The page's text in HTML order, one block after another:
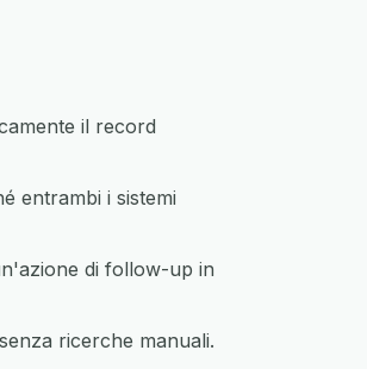
il record
entrambi i sistemi
di follow-up in
ricerche manuali.